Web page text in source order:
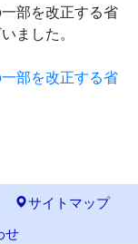
部を改正する省
ました。
部を改正する省
サイトマップ
せ